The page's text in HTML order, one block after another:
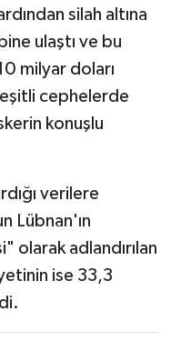
silah altına
ulaştı ve bu
milyar doları
cephelerde
konuşlu
verilere
Lübnan'ın
olarak adlandırılan
ise 33,3